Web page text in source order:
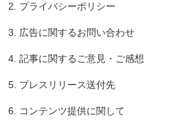
2. プライバシーポリシー
3. 広告に関するお問い合わせ
4. 記事に関するご意見・ご感想
5. プレスリリース送付先
6. コンテンツ提供に関して